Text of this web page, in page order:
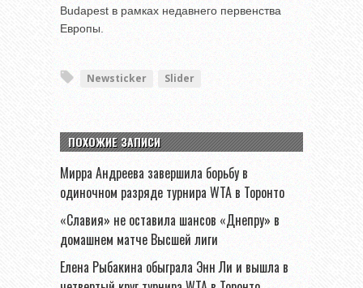
Budapest в рамках недавнего первенства
Европы.
Newsticker Slider
ПОХОЖИЕ ЗАПИСИ
Мирра Андреева завершила борьбу в
одиночном разряде турнира WTA в Торонто
«Славия» не оставила шансов «Днепру» в
домашнем матче Высшей лиги
Елена Рыбакина обыграла Энн Ли и вышла в